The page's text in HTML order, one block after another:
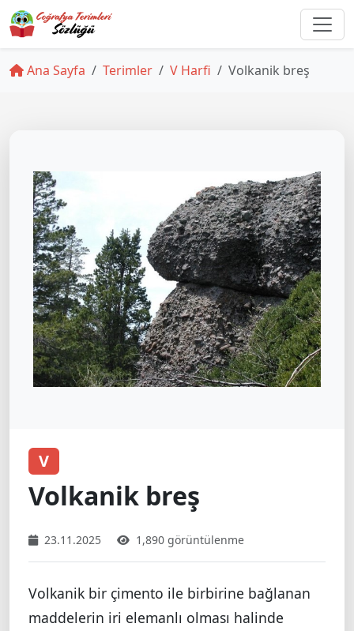
Ana Sayfa Terimler V Harfi Volkanik breş
V
Volkanik breş
23.11.2025 1,890 görüntülenme
Volkanik bir çimento ile birbirine bağlanan
maddelerin iri elemanlı olması halinde